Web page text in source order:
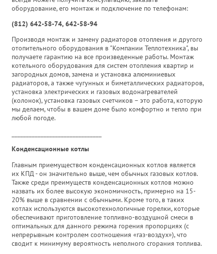
оборудование, его монтаж и подключение по телефонам:
(812) 642-58-74, 642-58-94
Производя монтаж и замену радиаторов отопления и другого
отопительного оборудования в "Компании Теплотехника", вы
получаете гарантию на все произведенные работы. Монтаж
котельного оборудования для систем отопления квартир и
загородных домов, замена и установка алюминиевых
радиаторов, а также чугунных и биметаллических радиаторов,
установка электрических и газовых водонагревателей
(колонок), установка газовых счетчиков – это работа, которую
мы делаем, чтобы в вашем доме было комфортно и тепло при
любой погоде.
Конденсационные котлы
Главным приемуществом конденсационных котлов является
их КПД - он значительно выше, чем обычных газовых котлов.
Также среди преимуществ конденсационных котлов можно
назвать их более высокую экономичность, примерно на 15-
20% выше в сравнении с обычными. Кроме того, в таких
котлах используются высокотехнологичные горелки, которые
обеспечивают приготовление топливно-воздушной смеси в
оптимальных для данного режима горения пропорциях (с
непрерывным контролем соотношения «газ-воздух»), что
сводит к минимуму вероятность непол­ного сгорания топлива.